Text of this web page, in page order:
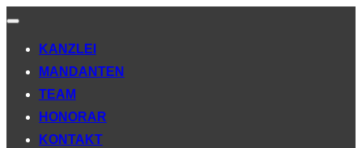
Navigation
KANZLEI
MANDANTEN
TEAM
HONORAR
KONTAKT